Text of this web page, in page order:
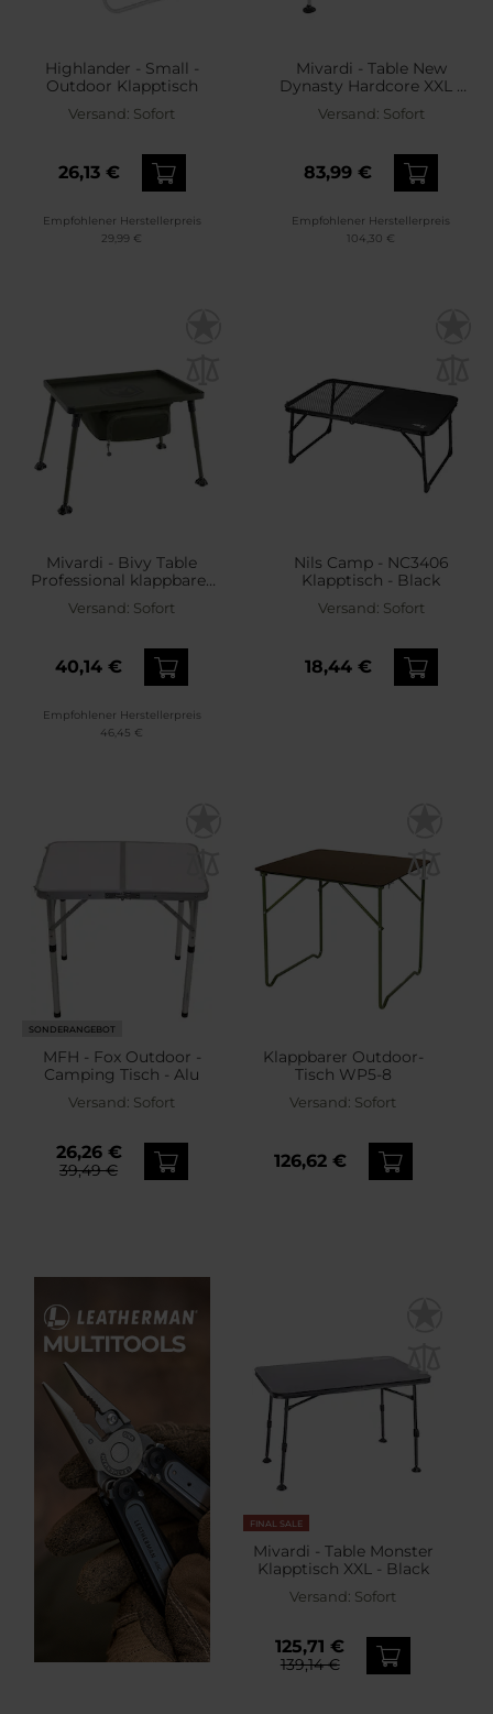
Highlander - Small -
Outdoor Klapptisch
Versand: Sofort
26,13 €
Empfohlener Herstellerpreis
29,99 €
Mivardi - Table New
Dynasty Hardcore XXL -
Camping-Klapptisch
Versand: Sofort
83,99 €
Empfohlener Herstellerpreis
104,30 €
Mivardi - Bivy Table
Professional klappbarer
Tisch XL - Olive
Versand: Sofort
40,14 €
Empfohlener Herstellerpreis
46,45 €
Nils Camp - NC3406
Klapptisch - Black
Versand: Sofort
18,44 €
SONDERANGEBOT
MFH - Fox Outdoor -
Camping Tisch - Alu
Versand: Sofort
26,26 €
39,49 €
Klappbarer Outdoor-
Tisch WP5-8
Versand: Sofort
126,62 €
FINAL SALE
Mivardi - Table Monster
Klapptisch XXL - Black
Versand: Sofort
125,71 €
139,14 €